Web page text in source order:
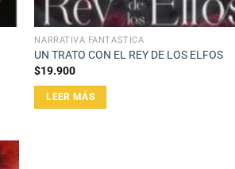
NARRATIVA FANTÁSTICA
UN TRATO CON EL REY DE LOS ELFOS
$19.900
LEER MÁS